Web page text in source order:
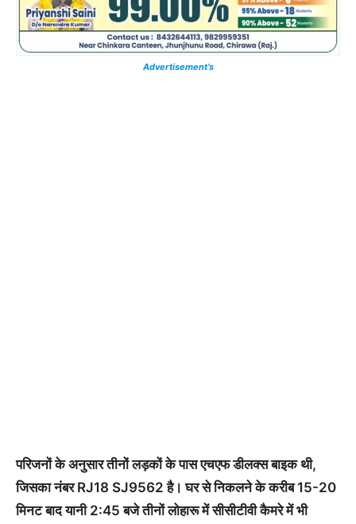
Advertisement’s
परिजनों के अनुसार तीनों लड़कों के पास एचएफ डीलक्स बाइक थी,
जिसका नंबर RJ18 SJ9562 है। घर से निकलने के करीब 15-20
मिनट बाद यानी 2:45 बजे तीनों लोहारू में सीसीटीवी कैमरे में भी